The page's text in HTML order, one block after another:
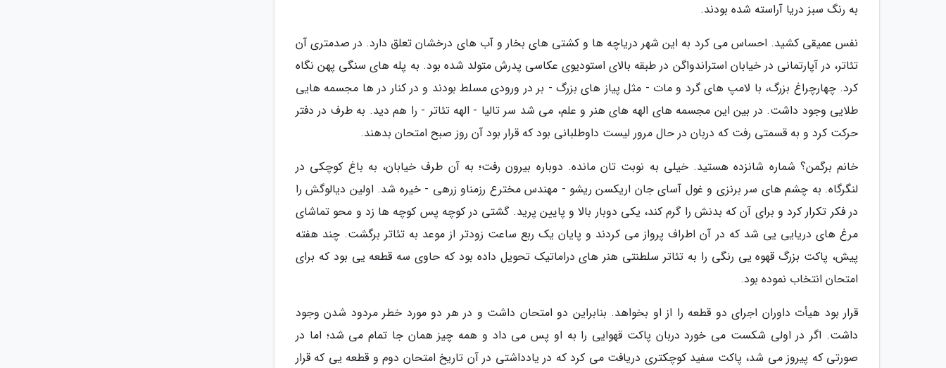
به رنگ سبز دریا آراسته شده بودند.
نفس عمیقی کشید. احساس می کرد به این شهر دریاچه ها و کشتی های بخار و آب های درخشان تعلق دارد. در صدمتری آن
تئاتر، در آپارتمانی در خیابان استراندواگن در طبقه بالای استودیوی عکاسی پدرش متولد شده بود. به پله های سنگی پهن نگاه
کرد. چهارچراغ بزرگ، با لامپ های گرد و مات - مثل پیاز های بزرگ - بر در ورودی مسلط بودند و در کنار در ها مجسمه هایی
طلایی وجود داشت. در بین این مجسمه های الهه های هنر و علم، می شد سر تالیا - الهه تئاتر - را هم دید. به طرف در دفتر
حرکت کرد و به قسمتی رفت که دربان در حال مرور لیست داوطلبانی بود که قرار بود آن روز صبح امتحان بدهند.
خانم برگمن؟ شماره شانزده هستید. خیلی به نوبت تان مانده. دوباره بیرون رفت؛ به آن طرف خیابان، به باغ کوچکی در
لنگرگاه. به چشم های سر برنزی و غول آسای جان اریکسن ریشو - مهندس مخترع رزمناو زرهی - خیره شد. اولین دیالوگش را
در فکر تکرار کرد و برای آن که بدنش را گرم کند، یکی دوبار بالا و پایین پرید. گشتی در کوچه پس کوچه ها زد و محو تماشای
مرغ های دریایی یی شد که در آن اطراف پرواز می کردند و پایان یک ربع ساعت زودتر از موعد به تئاتر برگشت. چند هفته
پیش، پاکت بزرگ قهوه یی رنگی را به تئاتر سلطنتی هنر های دراماتیک تحویل داده بود که حاوی سه قطعه یی بود که برای
امتحان انتخاب نموده بود.
قرار بود هیأت داوران اجرای دو قطعه را از او بخواهد. بنابراین دو امتحان داشت و در هر دو مورد خطر مردود شدن وجود
داشت. اگر در اولی شکست می خورد دربان پاکت قهوایی را به او پس می داد و همه چیز همان جا تمام می شد؛ اما در
صورتی که پیروز می شد، پاکت سفید کوچکتری دریافت می کرد که در یادداشتی در آن تاریخ امتحان دوم و قطعه یی که قرار